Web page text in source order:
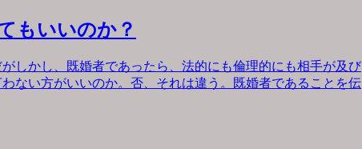
もいいのか？
しかし、既婚者であったら、法的にも倫理的にも相手が及び
ない方がいいのか。否、それは違う。既婚者であることを伝